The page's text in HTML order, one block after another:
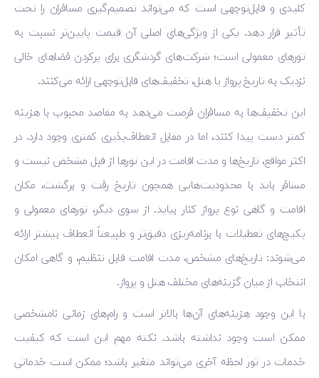
کلیدی و قابل‌توجهی است که می‌تواند تصمیم‌گیری مسافران را تحت
تأثیر قرار دهد. یکی از ویژگی‌های اصلی آن قیمت پایین‌تر نسبت به
تورهای معمولی است؛ شرکت‌های گردشگری برای پرکردن فضاهای خالی
نزدیک به تاریخ پرواز یا هتل، تخفیف‌های قابل‌توجهی ارائه می‌کنند.
این تخفیف‌ها به مسافران فرصت می‌دهد به مقاصد محبوب با هزینه
کمتر دست پیدا کنند، اما در مقابل انعطاف‌پذیری کمتری وجود دارد. در
اکثر مواقع، تاریخ‌ها و مدت اقامت در این تورها از قبل مشخص نیست و
مسافر باید با محدودیت‌هایی همچون تاریخ رفت و برگشت، مکان
اقامت و گاهی نوع پرواز کنار بیاید. از سوی دیگر، تورهای معمولی و
پکیج‌های تعطیلات با برنامه‌ریزی دقیق‌تر و طبیعتاً انعطاف بیشتر ارائه
می‌شوند: تاریخ‌های مشخص، مدت اقامت قابل تنظیم، و گاهی امکان
انتخاب از میان گزینه‌های مختلف هتل و پرواز.
با این وجود هزینه‌های آن‌ها بالاتر است و رام‌های زمانی نامشخصی
ممکن است وجود نداشته باشد. نکته مهم این است که کیفیت
خدمات در تور لحظه آخری می‌تواند متغیر باشد؛ ممکن است خدماتی